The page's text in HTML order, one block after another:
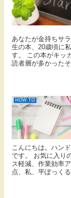
あなたが金持ちサ
生の本、20歳頃に
す。 この本がキッ
読者層が多かった
HOW TO
こんにちは。ハン
です。 お気に入り
ス軽減、作業効率
点、私、平ぽっく